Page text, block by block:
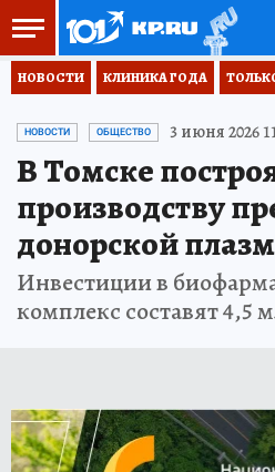
НОВОСТИ КЛИНИКА ГОДА
НОВОСТИ ОБЩЕСТВО 3 июня 2026
В Томске
производству
донорской
Инвестиции в
комплекс составят 4,5